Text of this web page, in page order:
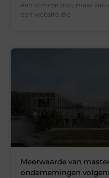
één slimme truc, maar van
een website die
Meerwaarde van
ondernemingen